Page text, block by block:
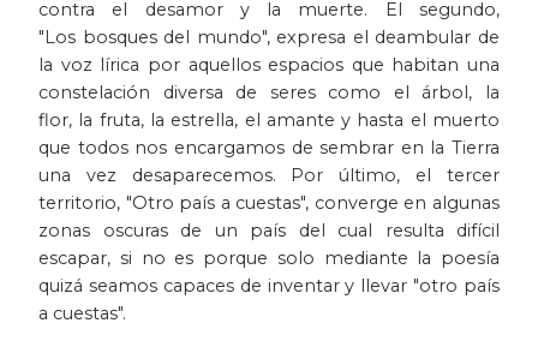
Patrimonio
Periodismo
Política y gobierno
Posconflicto
Psicología
contra el desamor y la muerte. El segundo,
"Los bosques del mundo", expresa el deambular de
la voz lírica por aquellos espacios que habitan una
constelación diversa de seres como el árbol, la
flor, la fruta, la estrella, el amante y hasta el muerto
que todos nos encargamos de sembrar en la Tierra
una vez desaparecemos. Por último, el tercer
territorio, "Otro país a cuestas", converge en algunas
zonas oscuras de un país del cual resulta difícil
escapar, si no es porque solo mediante la poesía
quizá seamos capaces de inventar y llevar "otro país
a cuestas".